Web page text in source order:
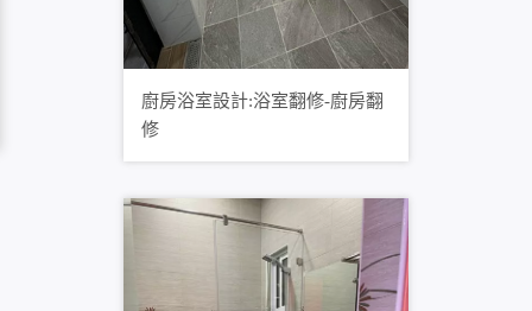
廚房浴室設計:浴室翻修-廚房翻
修